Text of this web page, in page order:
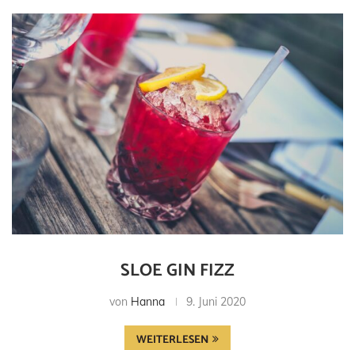
SLOE GIN FIZZ
von Hanna 9. Juni 2020
WEITERLESEN